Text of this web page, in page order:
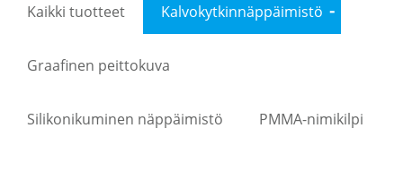
Kaikki tuotteet Kalvokytkinnäppäimistö
Graafinen peittokuva
Silikonikuminen näppäimistö PMMA-nimikilpi